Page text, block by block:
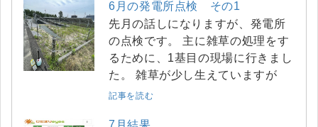
6月の発電所点検 その1
先月の話しになりますが、発電所
の点検です。 主に雑草の処理をす
るために、1基目の現場に行きまし
た。 雑草が少し生えていますが
記事を読む
7月結果